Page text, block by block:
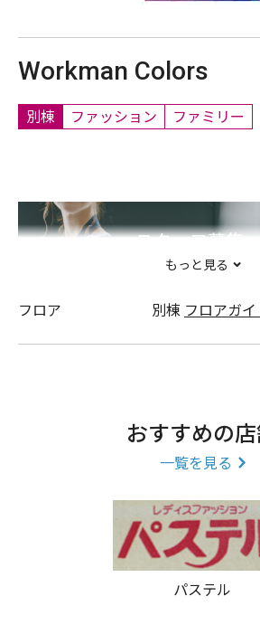
Workman Colors
別棟 ファッション ファミリー
スタッフ募集
もっと見る
フロア 別棟 フロアガ
おすすめの
一覧を見る
パステル